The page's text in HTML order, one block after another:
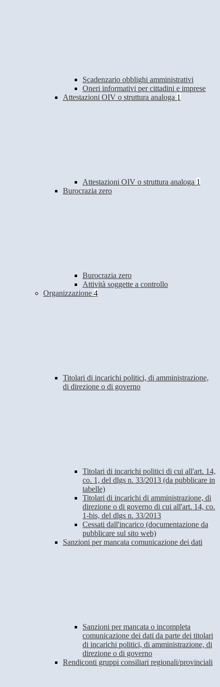
Scadenzario obblighi amministrativi
Oneri informativi per cittadini e imprese
Attestazioni OIV o struttura analoga 1
Attestazioni OIV o struttura analoga 1
Burocrazia zero
Burocrazia zero
Attività soggette a controllo
Organizzazione 4
Titolari di incarichi politici, di amministrazione,
di direzione o di governo
Titolari di incarichi politici di cui all'art. 14,
co. 1, del dlgs n. 33/2013 (da pubblicare in
tabelle)
Titolari di incarichi di amministrazione, di
direzione o di governo di cui all'art. 14, co.
1-bis, del dlgs n. 33/2013
Cessati dall'incarico (documentazione da
pubblicare sul sito web)
Sanzioni per mancata comunicazione dei dati
Sanzioni per mancata o incompleta
comunicazione dei dati da parte dei titolari
di incarichi politici, di amministrazione, di
direzione o di governo
Rendiconti gruppi consiliari regionali/provinciali